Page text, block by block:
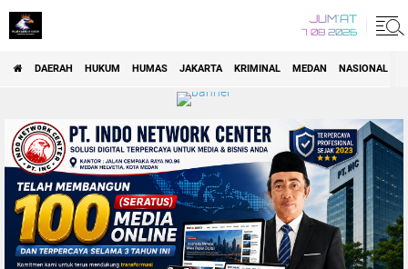
JUM'AT
7 08 2026
DAERAH HUKUM HUMAS JAKARTA KRIMINAL MEDAN NASIONAL